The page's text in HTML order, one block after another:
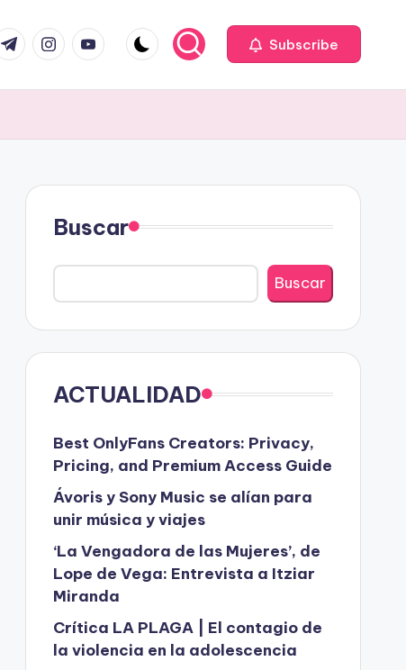
instagram.com
youtube.com Subscribe
Buscar
Buscar
ACTUALIDAD
Best OnlyFans Creators: Privacy,
Pricing, and Premium Access Guide
Ávoris y Sony Music se alían para
unir música y viajes
‘La Vengadora de las Mujeres’, de
Lope de Vega: Entrevista a Itziar
Miranda
Crítica LA PLAGA | El contagio de
la violencia en la adolescencia